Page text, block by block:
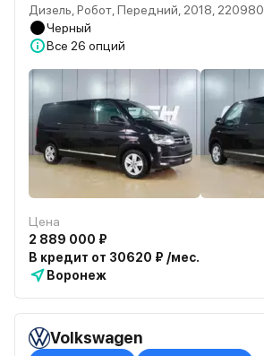
Дизель, Робот, Передний, 2018, 220980
Черный
Все 26 опций
Цена
2 889 000 ₽
В кредит от 30620 ₽ /мес.
Воронеж
Volkswagen